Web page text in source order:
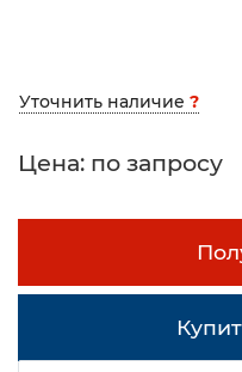
Уточнить наличие ?
Цена: по запросу